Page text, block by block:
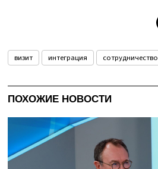
визит интеграция сотрудничество
ПОХОЖИЕ НОВОСТИ